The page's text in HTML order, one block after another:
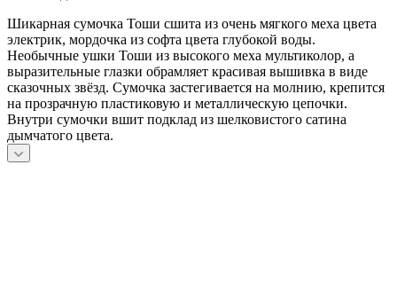
Шикарная сумочка Тоши сшита из очень мягкого меха цвета
электрик, мордочка из софта цвета глубокой воды.
Необычные ушки Тоши из высокого меха мультиколор, а
выразительные глазки обрамляет красивая вышивка в виде
сказочных звёзд. Сумочка застегивается на молнию, крепится
на прозрачную пластиковую и металлическую цепочки.
Внутри сумочки вшит подклад из шелковистого сатина
дымчатого цвета.